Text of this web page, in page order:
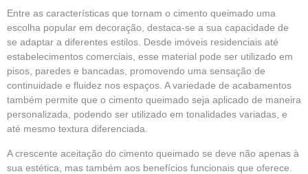
Entre as características que tornam o cimento queimado uma
escolha popular em decoração, destaca-se a sua capacidade de
se adaptar a diferentes estilos. Desde imóveis residenciais até
estabelecimentos comerciais, esse material pode ser utilizado em
pisos, paredes e bancadas, promovendo uma sensação de
continuidade e fluidez nos espaços. A variedade de acabamentos
também permite que o cimento queimado seja aplicado de maneira
personalizada, podendo ser utilizado em tonalidades variadas, e
até mesmo textura diferenciada.
A crescente aceitação do cimento queimado se deve não apenas à
sua estética, mas também aos benefícios funcionais que oferece.